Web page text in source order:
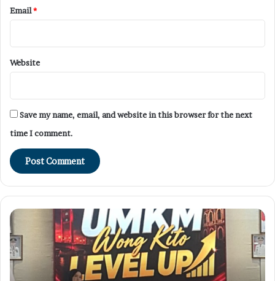
Email*
Website
Save my name, email, and website in this browser for the next
time I comment.
Kota